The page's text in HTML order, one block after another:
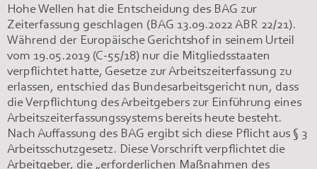
Hohe Wellen hat die Entscheidung des BAG zur
Zeiterfassung geschlagen (BAG 13.09.2022 ABR 22/21).
Während der Europäische Gerichtshof in seinem Urteil
vom 19.05.2019 (C-55/18) nur die Mitgliedsstaaten
verpflichtet hatte, Gesetze zur Arbeitszeiterfassung zu
erlassen, entschied das Bundesarbeitsgericht nun, dass
die Verpflichtung des Arbeitgebers zur Einführung eines
Arbeitszeiterfassungssystems bereits heute besteht.
Nach Auffassung des BAG ergibt sich diese Pflicht aus § 3
Arbeitsschutzgesetz. Diese Vorschrift verpflichtet die
Arbeitgeber, die „erforderlichen Maßnahmen des